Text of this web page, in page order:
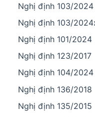
Nghị định 103/2024
Nghị định 103/
Nghị định 101/2024
Nghị định 123/2017
Nghị định 104/2024
Nghị định 136/2018
Nghị định 135/2015